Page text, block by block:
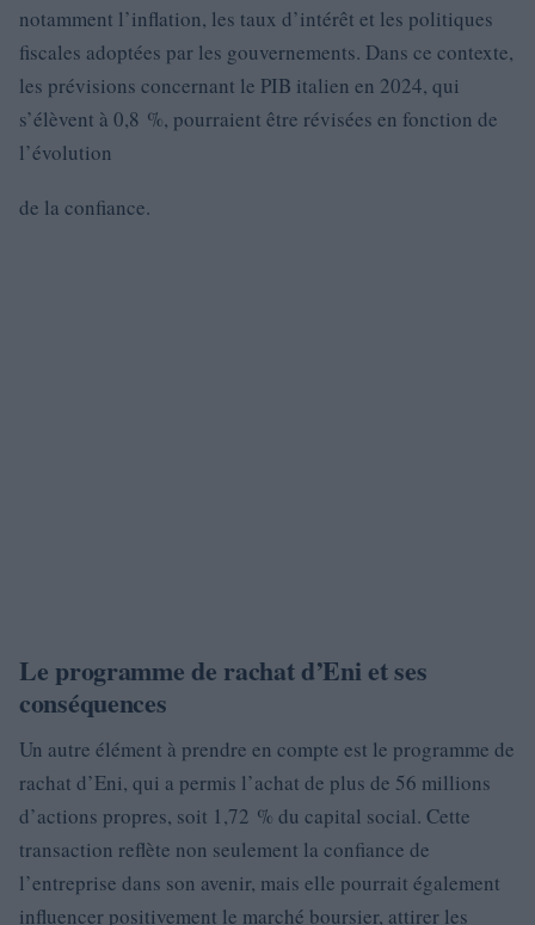
notamment l’inflation, les taux d’intérêt et les politiques
fiscales adoptées par les gouvernements. Dans ce contexte,
les prévisions concernant le PIB italien en 2024, qui
s’élèvent à 0,8 %, pourraient être révisées en fonction de
l’évolution
de la confiance.
Le programme de rachat d’Eni et ses
conséquences
Un autre élément à prendre en compte est le programme de
rachat d’Eni, qui a permis l’achat de plus de 56 millions
d’actions propres, soit 1,72 % du capital social. Cette
transaction reflète non seulement la confiance de
l’entreprise dans son avenir, mais elle pourrait également
influencer positivement le marché boursier, attirer les